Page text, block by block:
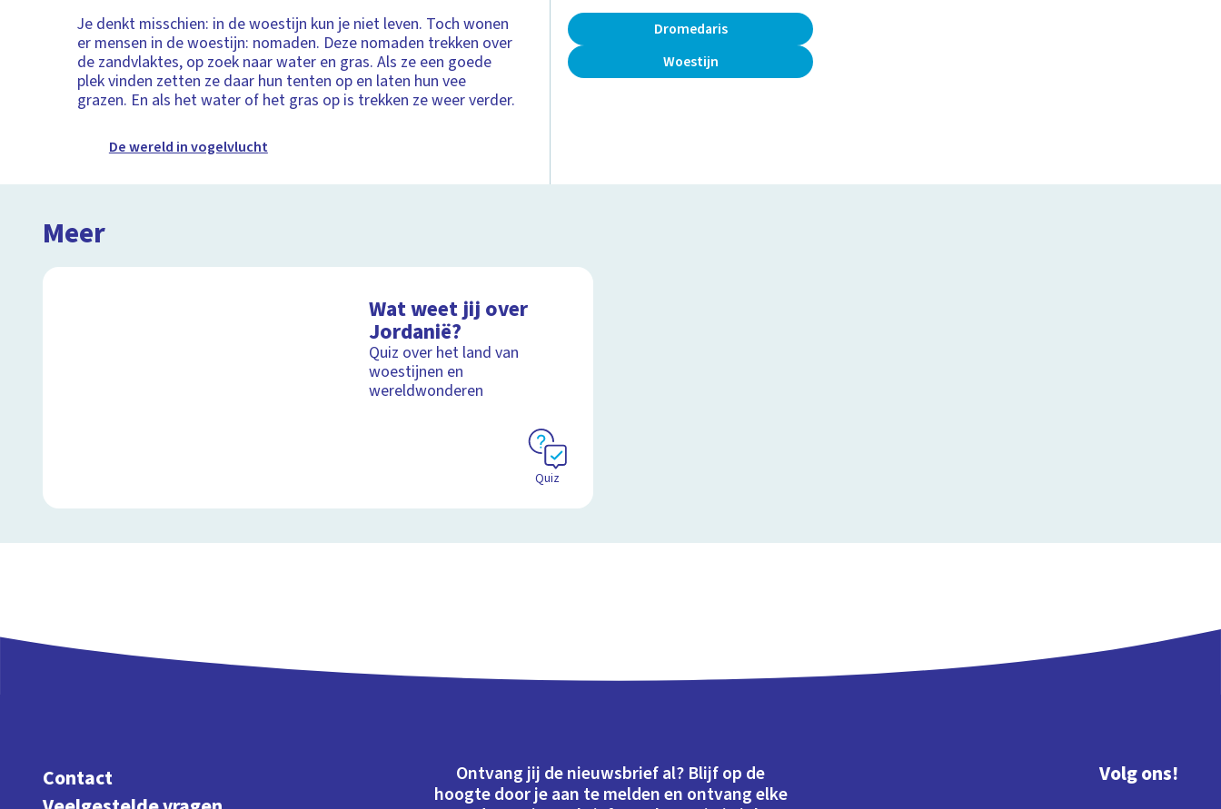
Je denkt misschien: in de woestijn kun je niet leven. Toch wonen
er mensen in de woestijn: nomaden. Deze nomaden trekken over
de zandvlaktes, op zoek naar water en gras. Als ze een goede
plek vinden zetten ze daar hun tenten op en laten hun vee
grazen. En als het water of het gras op is trekken ze weer verder.
De wereld in vogelvlucht
Dromedaris
Woestijn
Meer
Wat weet jij over
Jordanië?
Quiz over het land van
woestijnen en
wereldwonderen
Quiz
Contact
Ontvang jij de nieuwsbrief al? Blijf op de
hoogte door je aan te melden en ontvang elke
Volg ons!